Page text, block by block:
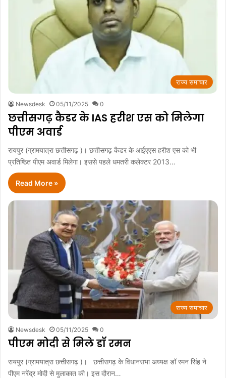
राज्य समाचार
Newsdesk 05/11/2025 0
छत्तीसगढ़ कैडर के IAS हरीश एस को मिलेगा
पीएम अवार्ड
रायपुर (ग्रामयात्रा छत्तीसगढ़ )। छत्तीसगढ़ कैडर के आईएएस हरीश एस को भी
प्रतिष्ठित पीएम अवार्ड मिलेगा। इससे पहले धमतरी कलेक्टर 2013…
Read More »
राज्य समाचार
Newsdesk 05/11/2025 0
पीएम मोदी से मिले डॉ रमन
रायपुर (ग्रामयात्रा छत्तीसगढ़ )। छत्तीसगढ़ के विधानसभा अध्यक्ष डॉ रमन सिंह ने
पीएम नरेंद्र मोदी से मुलाकात की। इस दौरान…